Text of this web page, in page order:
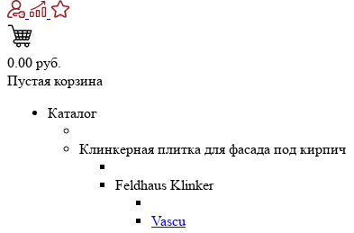
0.00 руб.
Пустая корзина
Каталог
Клинкерная плитка для фасада под кирпич
Feldhaus Klinker
Vascu